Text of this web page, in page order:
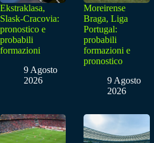
Ekstraklasa,
Slask-Cracovia:
pronostico e
probabili
formazioni
9 Agosto
2026
Moreirense
Braga, Liga
Portugal:
probabili
formazioni e
pronostico
9 Agosto
2026